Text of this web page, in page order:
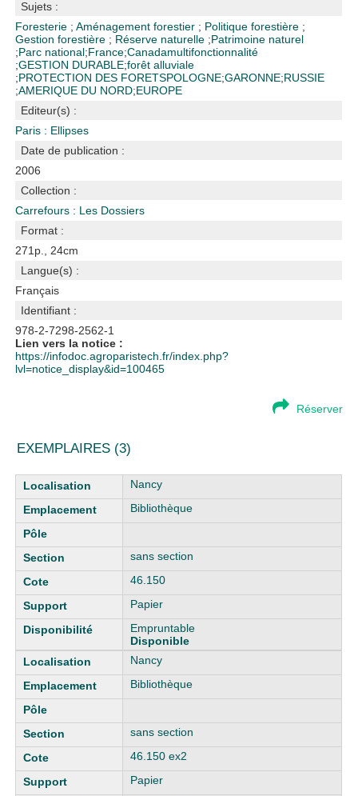
Sujets :
Foresterie ;Aménagement forestier ; Politique forestière ;
Gestion forestière ; Réserve naturelle ;Patrimoine naturel
;Parc national;France;Canadamultifonctionnalité
;GESTION DURABLE;forêt alluviale
;PROTECTION DES FORETSPOLOGNE;GARONNE;RUSSIE
;AMERIQUE DU NORD;EUROPE
Editeur(s) :
Paris : Ellipses
Date de publication :
2006
Collection :
Carrefours : Les Dossiers
Format :
271p., 24cm
Langue(s) :
Français
Identifiant :
978-2-7298-2562-1
Lien vers la notice :
https://infodoc.agroparistech.fr/index.php?
lvl=notice_display&id=100465
Réserver
EXEMPLAIRES (3)
Liste des exemplaires
Nancy
Bibliothèque
sans section
46.150
Papier
Empruntable
Disponible
Nancy
Bibliothèque
sans section
46.150 ex2
Papier